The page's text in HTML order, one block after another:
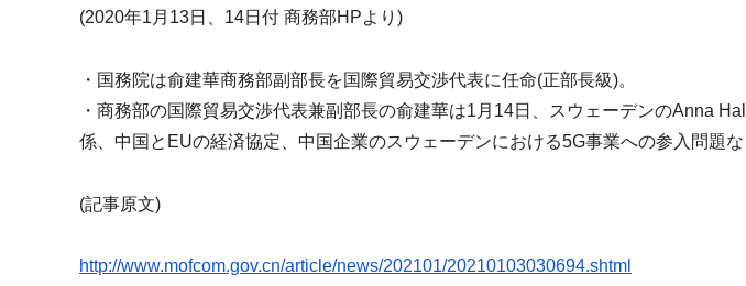
n
u
i
(2020年1月13日、14日付 商務部HPより)
・国務院は俞建華商務部副部長を国際貿易交渉代表に任命(正部長級)。
・商務部の国際貿易交渉代表兼副部長の俞建華は1月14日、
スウェーデンのAnna
係、 中国とEUの経済協定、 中国企業のスウェーデンにおける5G事業への参入問題
(記事原文)
http://www.mofcom.gov.cn/article/news/202101/20210103030694.shtml